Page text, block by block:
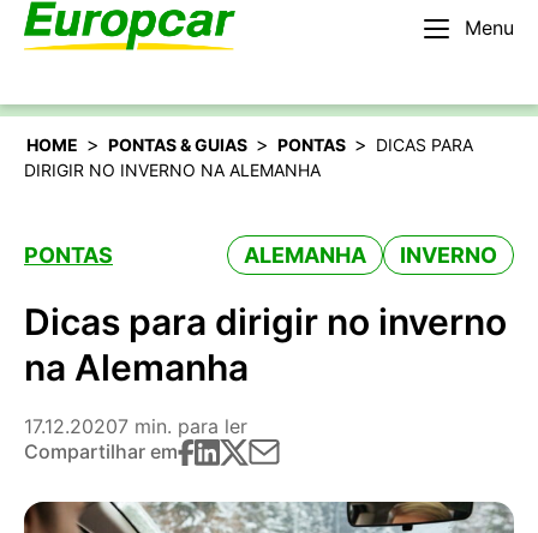
Menu
Português
HOME > PONTAS & GUIAS > PONTAS > DICAS PARA
DIRIGIR NO INVERNO NA ALEMANHA
PONTAS ALEMANHA INVERNO
Dicas para dirigir no inverno
na Alemanha
17.12.20207 min. para ler
Compartilhar em